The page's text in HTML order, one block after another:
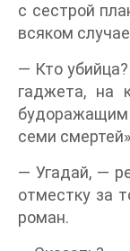
с сестрой
всяком
— Кто
гаджета, на
семи
— Угадай, —
отместку за
роман.